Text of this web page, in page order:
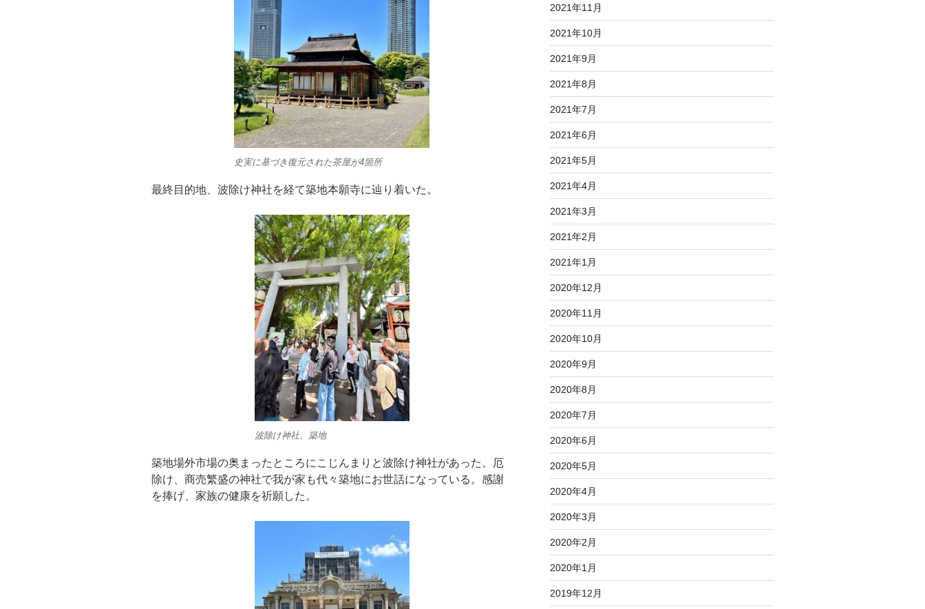
史実に基づき復元された茶屋が4箇所
最終目的地、波除け神社を経て築地本願寺に辿り着いた。
波除け神社、築地
築地場外市場の奥まったところにこじんまりと波除け神社があった。厄
除け、商売繁盛の神社で我が家も代々築地にお世話になっている。感謝
を捧げ、家族の健康を祈願した。
2021年11月
2021年10月
2021年9月
2021年8月
2021年7月
2021年6月
2021年5月
2021年4月
2021年3月
2021年2月
2021年1月
2020年12月
2020年11月
2020年10月
2020年9月
2020年8月
2020年7月
2020年6月
2020年5月
2020年4月
2020年3月
2020年2月
2020年1月
2019年12月